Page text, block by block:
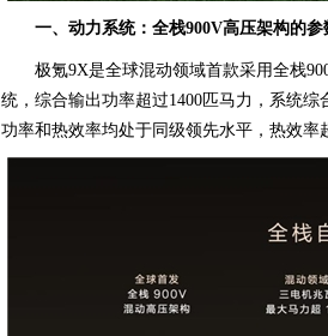
一、动力系统：全栈900V高压架构的参
极氪9X是全球混动领域首款采用全栈
统，综合输出功率超过1400匹马力，系统
功率和热效率均处于同级领先水平，热效率